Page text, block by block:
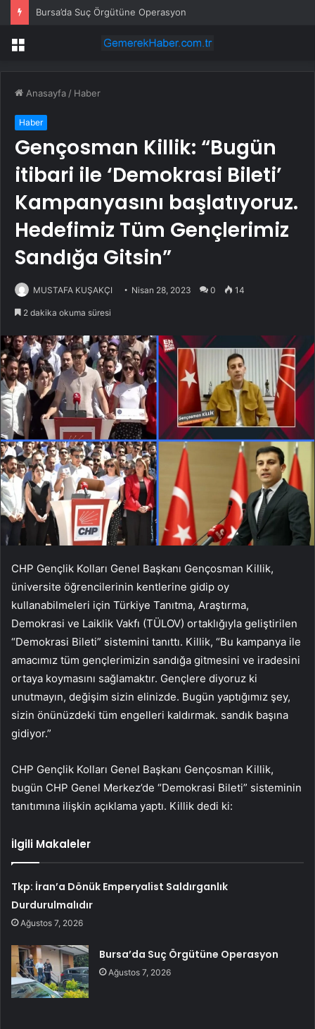
Bursa’da Suç Örgütüne Operasyon
Menü
Anasayfa / Haber
Haber
Gençosman Killik: “Bugün
itibari ile ‘Demokrasi Bileti’
Kampanyasını başlatıyoruz.
Hedefimiz Tüm Gençlerimiz
Sandığa Gitsin”
MUSTAFA KUŞAKÇI Nisan 28, 2023 0 14
2 dakika okuma süresi
CHP Gençlik Kolları Genel Başkanı Gençosman Killik,
üniversite öğrencilerinin kentlerine gidip oy
kullanabilmeleri için Türkiye Tanıtma, Araştırma,
Demokrasi ve Laiklik Vakfı (TÜLOV) ortaklığıyla geliştirilen
“Demokrasi Bileti” sistemini tanıttı. Killik, “Bu kampanya ile
amacımız tüm gençlerimizin sandığa gitmesini ve iradesini
ortaya koymasını sağlamaktır. Gençlere diyoruz ki
unutmayın, değişim sizin elinizde. Bugün yaptığımız şey,
sizin önünüzdeki tüm engelleri kaldırmak. sandık başına
gidiyor.”
CHP Gençlik Kolları Genel Başkanı Gençosman Killik,
bugün CHP Genel Merkez’de “Demokrasi Bileti” sisteminin
tanıtımına ilişkin açıklama yaptı. Killik dedi ki:
İlgili Makaleler
Tkp: İran’a Dönük Emperyalist Saldırganlık
Durdurulmalıdır
Ağustos 7, 2026
Bursa’da Suç Örgütüne Operasyon
Ağustos 7, 2026